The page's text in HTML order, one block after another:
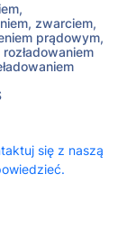
zwarciem,
prądowym,
rozładowaniem
się z naszą